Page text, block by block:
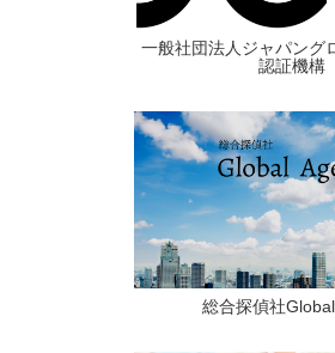
一般社団法人ジャパング
認証機構
総合探偵社